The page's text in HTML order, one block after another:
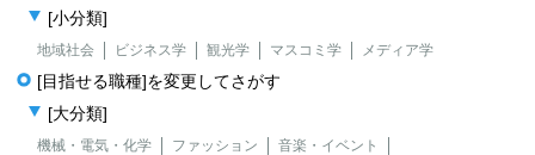
[小分類]
地域社会 ビジネス学 観光学 マスコミ学 メディア学
[目指せる職種]を変更してさがす
[大分類]
機械・電気・化学 ファッション
音楽・イベント